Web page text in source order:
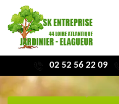
02 52 56 22 09